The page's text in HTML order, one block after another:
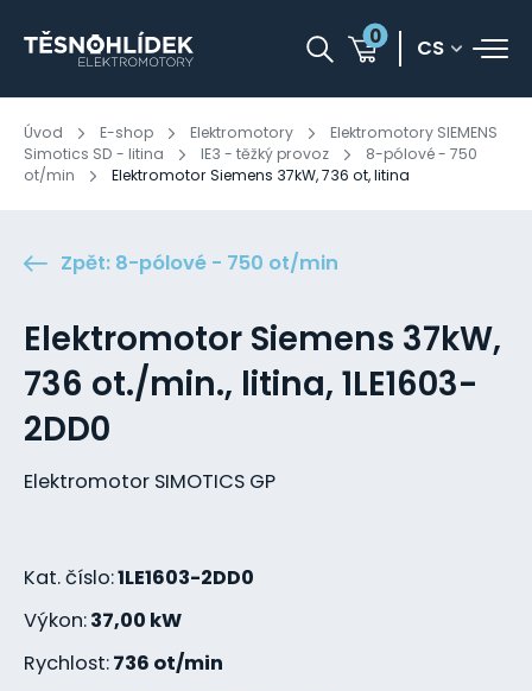
0 CS
Úvod E-shop Elektromotory
Elektromotory SIEMENS
Simotics SD - litina
IE3 - těžký provoz
8-pólové - 750
ot/min
Elektromotor Siemens 37kW, 736 ot, litina
Zpět: 8-pólové - 750 ot/min
Elektromotor Siemens 37kW,
736 ot./min., litina, 1LE1603-
2DD0
Elektromotor SIMOTICS GP
Kat. číslo:1LE1603-2DD0
Výkon:37,00 kW
Rychlost:736 ot/min